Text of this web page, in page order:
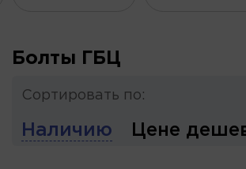
Болты ГБЦ
Сортировать по:
Наличию Цене